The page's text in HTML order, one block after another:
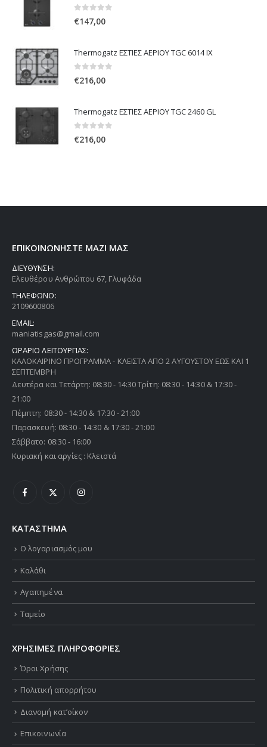
0out of 5
€147,00
Thermogatz ΕΣΤΙΕΣ ΑΕΡΙΟΥ TGC 6014 IX
0out of 5
€216,00
Thermogatz ΕΣΤΙΕΣ ΑΕΡΙΟΥ TGC 2460 GL
€216,00
ΕΠΙΚΟΙΝΩΝΗΣΤΕ ΜΑΖΙ ΜΑΣ
ΔΙΕΥΘΥΝΣΗ:
Ελευθέρου Ανθρώπου 67, Γλυφάδα
ΤΗΛΕΦΩΝΟ:
2109600806
EMAIL:
maniatisgas@gmail.com
ΩΡΑΡΙΟ ΛΕΙΤΟΥΡΓΙΑΣ:
ΚΑΛΟΚΑΙΡΙΝΟ ΠΡΟΓΡΑΜΜΑ - ΚΛΕΙΣΤΑ ΑΠΟ 2 ΑΥΓΟΥΣΤΟΥ ΕΩΣ ΚΑΙ 1
ΣΕΠΤΕΜΒΡΗ
Δευτέρα και Τετάρτη: 08:30 - 14:30 Τρίτη: 08:30 - 14:30 & 17:30 -
21:00
Πέμπτη: 08:30 - 14:30 & 17:30 - 21:00
Παρασκευή: 08:30 - 14:30 & 17:30 - 21:00
Σάββατο: 08:30 - 16:00
Κυριακή και αργίες : Κλειστά
ΚΑΤΑΣΤΗΜΑ
Ο λογαριασμός μου
Καλάθι
Αγαπημένα
Ταμείο
ΧΡΗΣΙΜΕΣ ΠΛΗΡΟΦΟΡΙΕΣ
Όροι Χρήσης
Πολιτική απορρήτου
Διανομή κατ’οίκον
Επικοινωνία